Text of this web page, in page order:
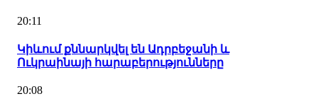
20:11
Կիևում քննարկվել են Ադրբեջանի և
Ուկրաինայի հարաբերությունները
20:08